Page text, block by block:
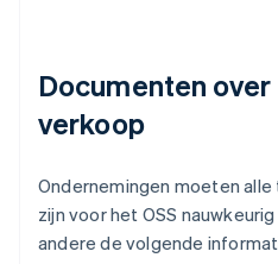
Documenten
verkoop
Ondernemingen moeten
zijn voor het OSS
andere de volgende